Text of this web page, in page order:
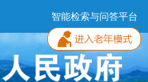
智能检索与问答平台